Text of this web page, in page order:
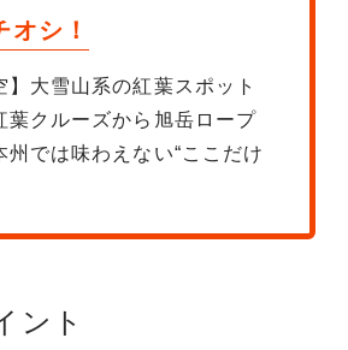
オシ！
】大雪山系の紅葉スポット
葉クルーズから旭岳ロープ
州では味わえない“ここだけ
ント